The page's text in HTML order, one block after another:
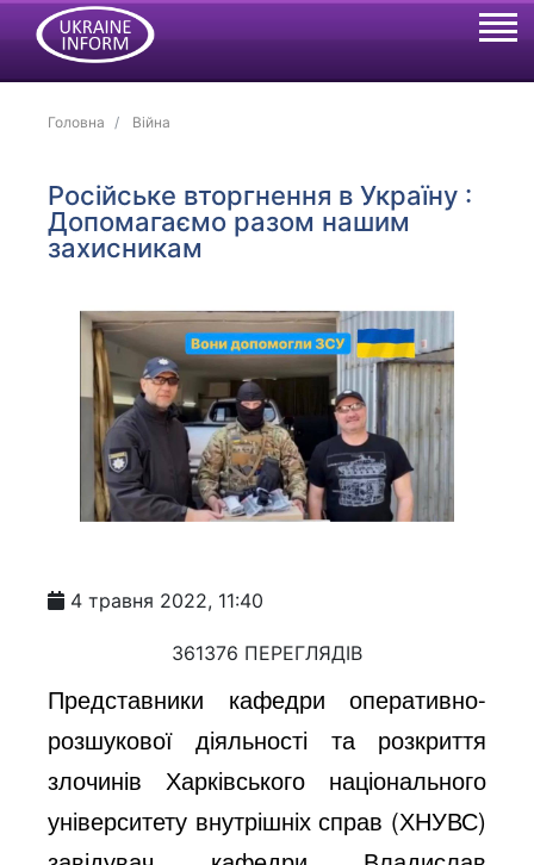
Головна Війна
Російське вторгнення в Україну :
Допомагаємо разом нашим
захисникам
4 травня 2022, 11:40
361376 ПЕРЕГЛЯДІВ
Представники кафедри оперативно-
розшукової діяльності та розкриття
злочинів Харківського національного
університету внутрішніх справ (ХНУВС)